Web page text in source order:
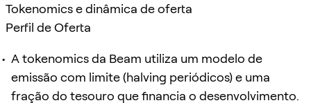
Tokenomics e dinâmica de oferta
Perfil de Oferta
A tokenomics da Beam utiliza um modelo de
emissão com limite (halving periódicos) e uma
fração do tesouro que financia o desenvolvimento.